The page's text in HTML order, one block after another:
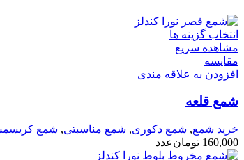
انتخاب گزینه ها
مشاهده سریع
مقایسه
افزودن به علاقه مندی
شمع قلعه
خرید شمع, شمع دکوری, شمع مناسبتی, شمع
160,000 تومانعدد